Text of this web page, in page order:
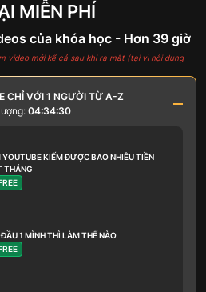
MIỄN PHÍ
của khóa học - Hơn 39 giờ
video mới kể cả sau khi ra mắt (tại vì nội dung
CHỈ VỚI 1 NGƯỜI TỪ A-Z
04:34:30
YOUTUBE KIẾM ĐƯỢC BAO NHIÊU TIỀN
THÁNG
1 MÌNH THÌ LÀM THẾ NÀO